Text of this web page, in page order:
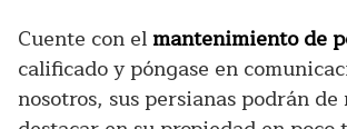
Cuente con elmantenimiento de
calificado y póngase en
nosotros, sus persianas podrán de